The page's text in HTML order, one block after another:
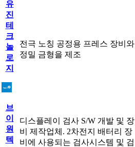
유
진
테
크
놀
로
지
전극 노칭 공정용 프레스 장비와
정밀 금형을 제조
브
이
원
텍
디스플레이 검사 S/W 개발 및 장
비 제작업체. 2차전지 배터리 장
비에 사용되는 검사시스템 및 검